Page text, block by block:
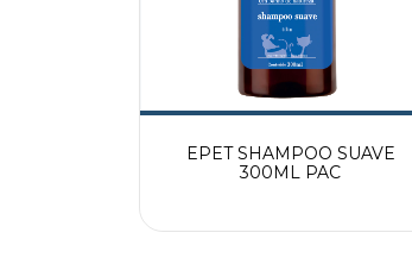
EPET SHAMPOO SUAVE
300ML PAC